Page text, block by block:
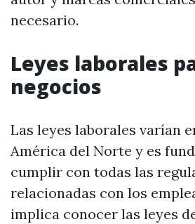
necesario.
Leyes laborales
negocios
Las leyes laborales varían
América del Norte y es
cumplir con todas las
relacionadas con los
implica conocer las leyes